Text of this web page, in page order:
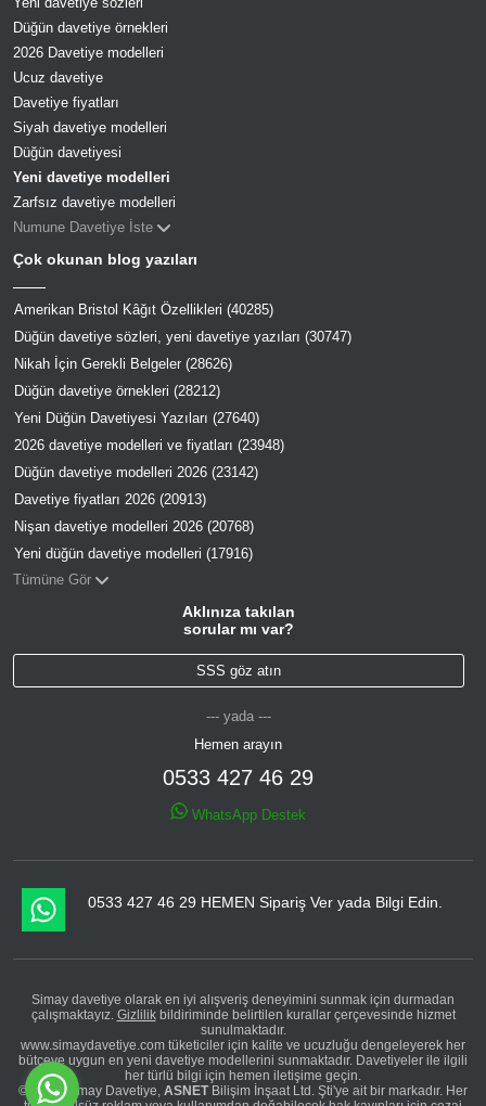
Düğün davetiye örnekleri
2026 Davetiye modelleri
Ucuz davetiye
Davetiye fiyatları
Siyah davetiye modelleri
Düğün davetiyesi
Yeni davetiye modelleri
Zarfsız davetiye modelleri
Numune Davetiye İste
Çok okunan blog yazıları
Amerikan Bristol Kâğıt Özellikleri (40285)
Düğün davetiye sözleri, yeni davetiye yazıları (30747)
Nikah İçin Gerekli Belgeler (28626)
Düğün davetiye örnekleri (28212)
Yeni Düğün Davetiyesi Yazıları (27640)
2026 davetiye modelleri ve fiyatları (23948)
Düğün davetiye modelleri 2026 (23142)
Davetiye fiyatları 2026 (20913)
Nişan davetiye modelleri 2026 (20768)
Yeni düğün davetiye modelleri (17916)
Tümüne Gör
Aklınıza takılan
sorular mı var?
SSS göz atın
--- yada ---
Hemen arayın
0533 427 46 29
WhatsApp Destek
0533 427 46 29 HEMEN Sipariş Ver yada Bilgi Edin.
Simay davetiye olarak en iyi alışveriş deneyimini sunmak için durmadan
çalışmaktayız. Gizlilikbildiriminde belirtilen kurallar çerçevesinde hizmet
sunulmaktadır.
www.simaydavetiye.com tüketiciler için kalite ve ucuzluğu dengeleyerek her
bütçeye uygun en yeni davetiye modellerini sunmaktadır. Davetiyeler ile ilgili
her türlü bilgi için hemen iletişime geçin.
© 2026 Simay Davetiye, ASNETBilişim İnşaat Ltd. Şti'ye ait bir markadır. Her